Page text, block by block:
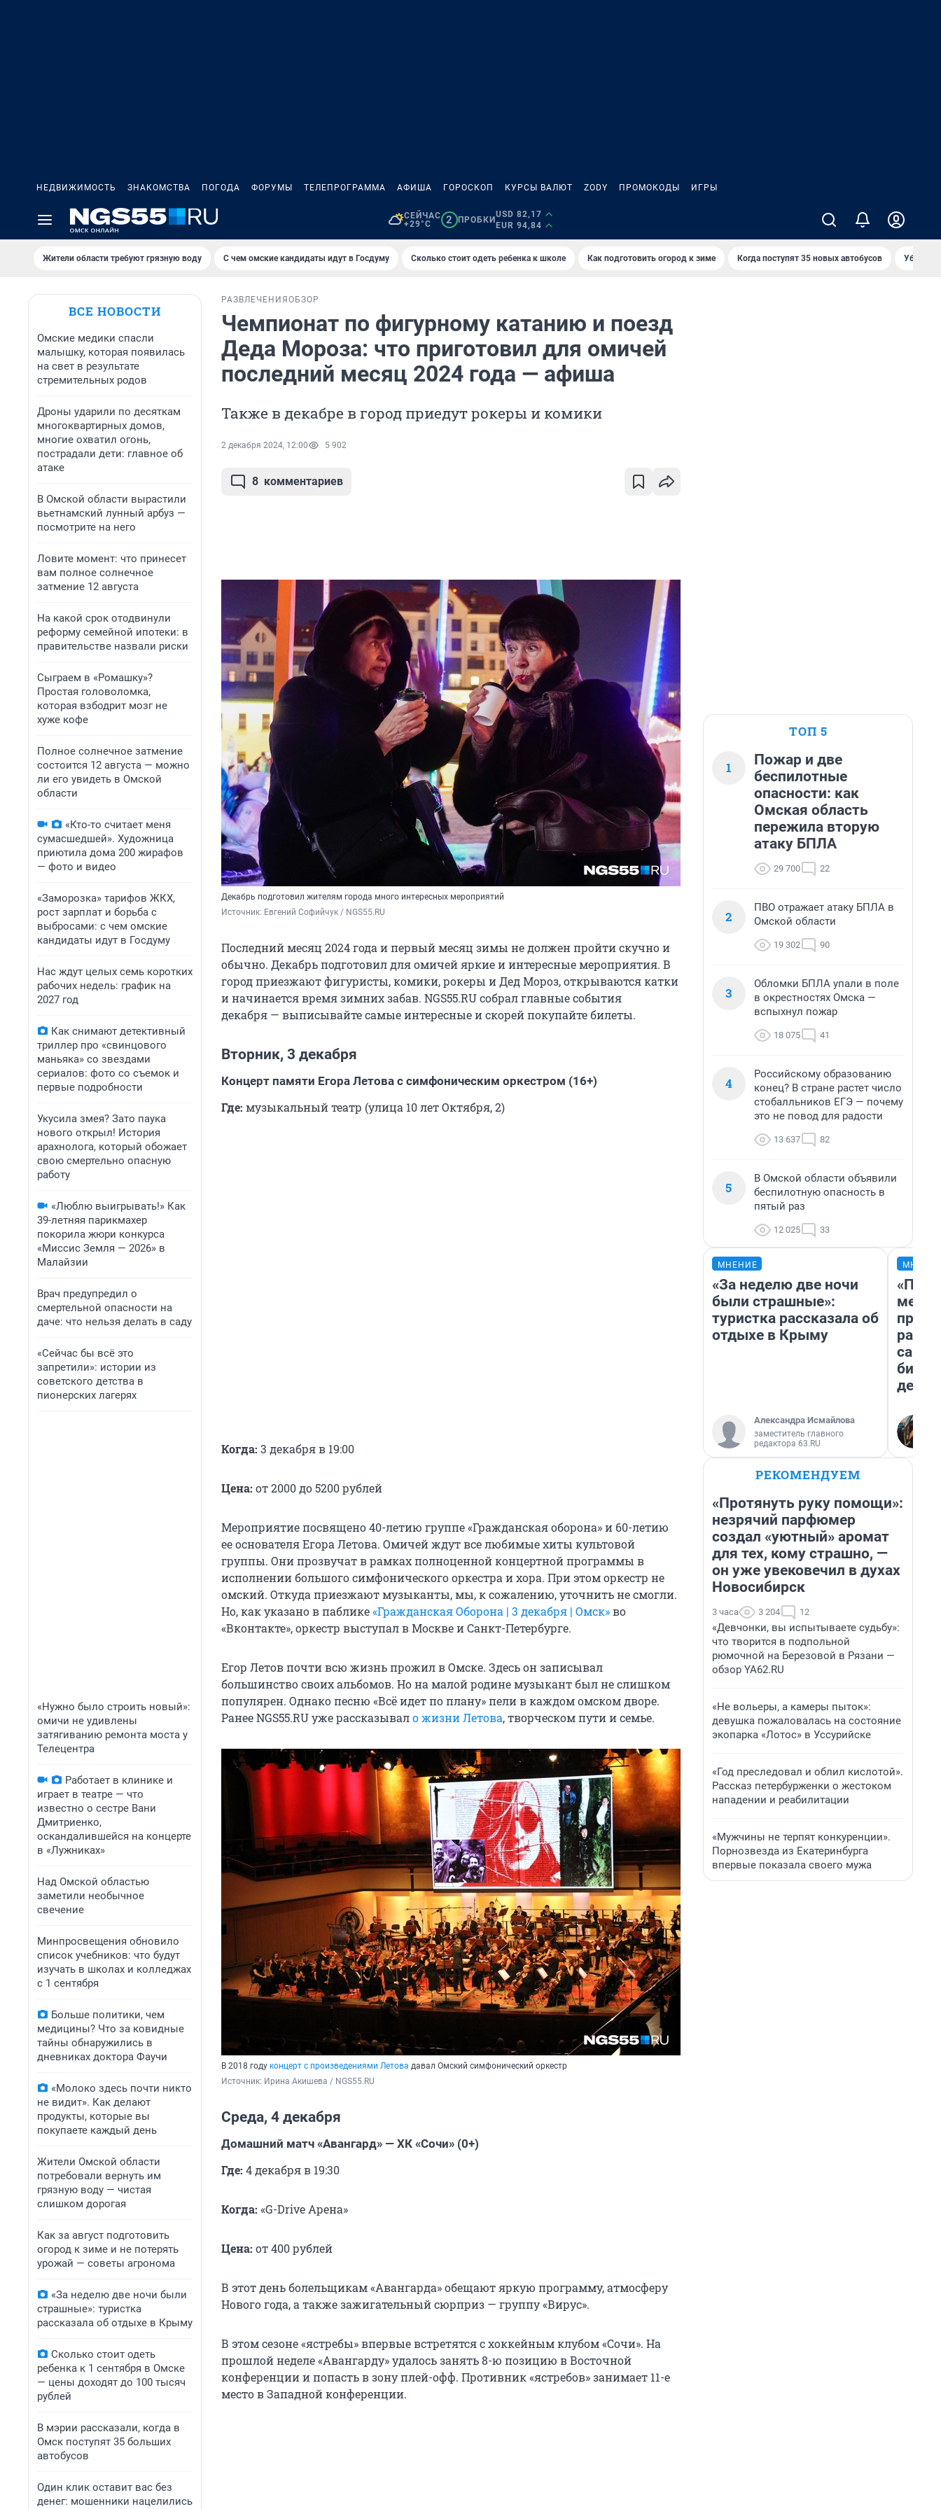
НЕДВИЖИМОСТЬ ЗНАКОМСТВА ПОГОДА ФОРУМЫ ТЕЛЕПРОГРАММА АФИША ГОРОСКОП КУРСЫ ВАЛЮТ ZODY ПРОМОКОДЫ ИГРЫ
СЕЙЧАС
+29°C
2 ПРОБКИ
USD 82,17
EUR 94,84
Жители области требуют грязную воду С чем омские кандидаты идут в Госдуму Сколько стоит одеть ребенка к школе Как подготовить огород к зиме Когда поступят 35 новых автобусов Убийца
ВСЕ НОВОСТИ
Омские медики спасли
малышку, которая появилась
на свет в результате
стремительных родов
Дроны ударили по десяткам
многоквартирных домов,
многие охватил огонь,
пострадали дети: главное об
атаке
В Омской области вырастили
вьетнамский лунный арбуз —
посмотрите на него
Ловите момент: что принесет
вам полное солнечное
затмение 12 августа
На какой срок отодвинули
реформу семейной ипотеки: в
правительстве назвали риски
Сыграем в «Ромашку»?
Простая головоломка,
которая взбодрит мозг не
хуже кофе
Полное солнечное затмение
состоится 12 августа — можно
ли его увидеть в Омской
области
«Кто-то считает меня
сумасшедшей». Художница
приютила дома 200 жирафов
— фото и видео
«Заморозка» тарифов ЖКХ,
рост зарплат и борьба с
выбросами: с чем омские
кандидаты идут в Госдуму
Нас ждут целых семь коротких
рабочих недель: график на
2027 год
Как снимают детективный
триллер про «свинцового
маньяка» со звездами
сериалов: фото со съемок и
первые подробности
Укусила змея? Зато паука
нового открыл! История
арахнолога, который обожает
свою смертельно опасную
работу
«Люблю выигрывать!» Как
39-летняя парикмахер
покорила жюри конкурса
«Миссис Земля — 2026» в
Малайзии
Врач предупредил о
смертельной опасности на
даче: что нельзя делать в саду
«Сейчас бы всё это
запретили»: истории из
советского детства в
пионерских лагерях
«Нужно было строить новый»:
омичи не удивлены
затягиванию ремонта моста у
Телецентра
Работает в клинике и
играет в театре — что
известно о сестре Вани
Дмитриенко,
оскандалившейся на концерте
в «Лужниках»
Над Омской областью
заметили необычное
свечение
Минпросвещения обновило
список учебников: что будут
изучать в школах и колледжах
с 1 сентября
Больше политики, чем
медицины? Что за ковидные
тайны обнаружились в
дневниках доктора Фаучи
«Молоко здесь почти никто
не видит». Как делают
продукты, которые вы
покупаете каждый день
Жители Омской области
потребовали вернуть им
грязную воду — чистая
слишком дорогая
Как за август подготовить
огород к зиме и не потерять
урожай — советы агронома
«За неделю две ночи были
страшные»: туристка
рассказала об отдыхе в Крыму
Сколько стоит одеть
ребенка к 1 сентября в Омске
— цены доходят до 100 тысяч
рублей
В мэрии рассказали, когда в
Омск поступят 35 больших
автобусов
Один клик оставит вас без
денег: мошенники нацелились
РАЗВЛЕЧЕНИЯ ОБЗОР
Чемпионат по фигурному катанию и поезд
Деда Мороза: что приготовил для омичей
последний месяц 2024 года — афиша
Также в декабре в город приедут рокеры и комики
2 декабря 2024, 12:00 5 902
8 комментариев
Декабрь подготовил жителям города много интересных мероприятий
Источник: Евгений Софийчук / NGS55.RU
Последний месяц 2024 года и первый месяц зимы не должен пройти скучно и
обычно. Декабрь подготовил для омичей яркие и интересные мероприятия. В
город приезжают фигуристы, комики, рокеры и Дед Мороз, открываются катки
и начинается время зимних забав. NGS55.RU собрал главные события
декабря — выписывайте самые интересные и скорей покупайте билеты.
Вторник, 3 декабря
Концерт памяти Егора Летова с симфоническим оркестром (16+)
Где: музыкальный театр (улица 10 лет Октября, 2)
Когда: 3 декабря в 19:00
Цена: от 2000 до 5200 рублей
Мероприятие посвящено 40-летию группе «Гражданская оборона» и 60-летию
ее основателя Егора Летова. Омичей ждут все любимые хиты культовой
группы. Они прозвучат в рамках полноценной концертной программы в
исполнении большого симфонического оркестра и хора. При этом оркестр не
омский. Откуда приезжают музыканты, мы, к сожалению, уточнить не смогли.
Но, как указано в паблике«Гражданская Оборона | 3 декабря | Омск»во
«Вконтакте», оркестр выступал в Москве и Санкт-Петербурге.
Егор Летов почти всю жизнь прожил в Омске. Здесь он записывал
большинство своих альбомов. Но на малой родине музыкант был не слишком
популярен. Однако песню «Всё идет по плану» пели в каждом омском дворе.
Ранее NGS55.RU уже рассказывало жизни Летова, творческом пути и семье.
В 2018 году концерт с произведениями Летова давал Омский симфонический оркестр
Источник: Ирина Акишева / NGS55.RU
Среда, 4 декабря
Домашний матч «Авангард» — ХК «Сочи» (0+)
Где: 4 декабря в 19:30
Когда: «G-Drive Арена»
Цена: от 400 рублей
В этот день болельщикам «Авангарда» обещают яркую программу, атмосферу
Нового года, а также зажигательный сюрприз — группу «Вирус».
В этом сезоне «ястребы» впервые встретятся с хоккейным клубом «Сочи». На
прошлой неделе «Авангарду» удалось занять 8-ю позицию в Восточной
конференции и попасть в зону плей-офф. Противник «ястребов» занимает 11-е
место в Западной конференции.
ТОП 5
1
Пожар и две
беспилотные
опасности: как
Омская область
пережила вторую
атаку БПЛА
29 700 22
2
ПВО отражает атаку БПЛА в
Омской области
19 302 90
3
Обломки БПЛА упали в поле
в окрестностях Омска —
вспыхнул пожар
18 075 41
4
Российскому образованию
конец? В стране растет число
стобалльников ЕГЭ — почему
это не повод для радости
13 637 82
5
В Омской области объявили
беспилотную опасность в
пятый раз
12 025 33
МНЕНИЕ
«За неделю две ночи
были страшные»:
туристка рассказала об
отдыхе в Крыму
Александра Исмайлова
заместитель главного
редактора 63.RU
РЕКОМЕНДУЕМ
«Протянуть руку помощи»:
незрячий парфюмер
создал «уютный» аромат
для тех, кому страшно, —
он уже увековечил в духах
Новосибирск
3 часа 3 204 12
«Девчонки, вы испытываете судьбу»:
что творится в подпольной
рюмочной на Березовой в Рязани —
обзор YA62.RU
«Не вольеры, а камеры пыток»:
девушка пожаловалась на состояние
экопарка «Лотос» в Уссурийске
«Год преследовал и облил кислотой».
Рассказ петербурженки о жестоком
нападении и реабилитации
«Мужчины не терпят конкуренции».
Порнозвезда из Екатеринбурга
впервые показала своего мужа